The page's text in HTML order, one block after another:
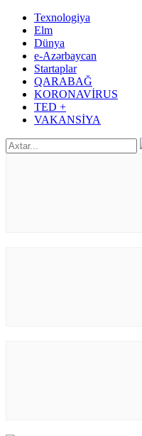
Texnologiya
Elm
Dünya
e-Azərbaycan
Startaplar
QARABAĞ
KORONAVİRUS
TED +
VAKANSİYA